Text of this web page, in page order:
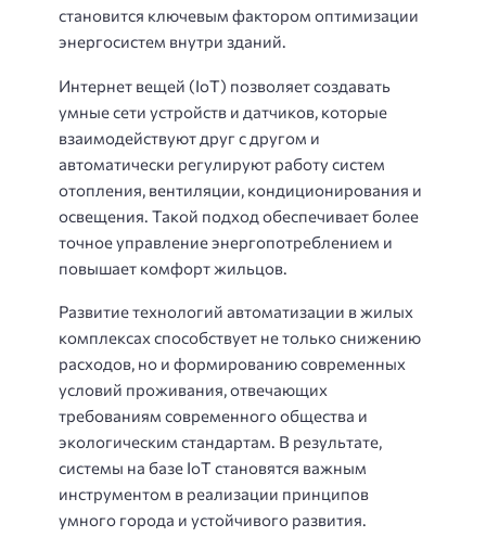
становится ключевым фактором оптимизации
энергосистем внутри зданий.
Интернет вещей (IoT) позволяет создавать
умные сети устройств и датчиков, которые
взаимодействуют друг с другом и
автоматически регулируют работу систем
отопления, вентиляции, кондиционирования и
освещения. Такой подход обеспечивает более
точное управление энергопотреблением и
повышает комфорт жильцов.
Развитие технологий автоматизации в жилых
комплексах способствует не только снижению
расходов, но и формированию современных
условий проживания, отвечающих
требованиям современного общества и
экологическим стандартам. В результате,
системы на базе IoT становятся важным
инструментом в реализации принципов
умного города и устойчивого развития.